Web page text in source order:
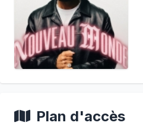
Plan d'accès